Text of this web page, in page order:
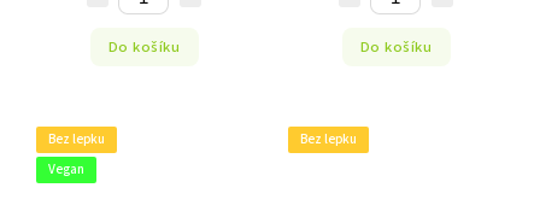
Do košíku Do košíku
Bez lepku
Vegan
Bez lepku